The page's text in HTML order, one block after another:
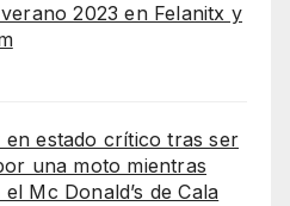
2023 en Felanitx y
en estado crítico tras ser
una moto mientras
Mc Donald’s de Cala